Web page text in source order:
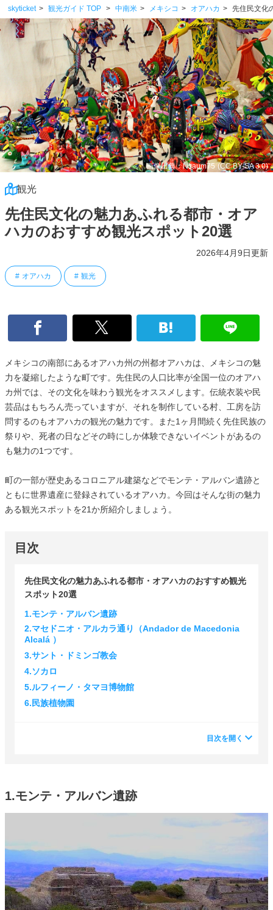
skyticket 観光ガイド TOP 中南米 メキシコ オアハカ 先住民文化
画像出典：Nsaum75 (CC BY-SA 3.0)
観光
先住民文化の魅力あふれる都市・オア
ハカのおすすめ観光スポット20選
2026年4月9日更新
オアハカ 観光
メキシコの南部にあるオアハカ州の州都オアハカは、メキシコの魅
力を凝縮したような町です。先住民の人口比率が全国一位のオアハ
カ州では、その文化を味わう観光をオススメします。伝統衣装や民
芸品はもちろん売っていますが、それを制作している村、工房を訪
問するのもオアハカの観光の魅力です。また1ヶ月間続く先住民族の
祭りや、死者の日などその時にしか体験できないイベントがあるの
も魅力の1つです。
町の一部が歴史あるコロニアル建築などでモンテ・アルバン遺跡と
ともに世界遺産に登録されているオアハカ。今回はそんな街の魅力
ある観光スポットを21か所紹介しましょう。
目次
先住民文化の魅力あふれる都市・オアハカのおすすめ観光
スポット20選
1.モンテ・アルバン遺跡
2.マセドニオ・アルカラ通り（Andador de Macedonia
Alcalá ）
3.サント・ドミンゴ教会
4.ソカロ
5.ルフィーノ・タマヨ博物館
6.民族植物園
目次を開く
1.モンテ・アルバン遺跡